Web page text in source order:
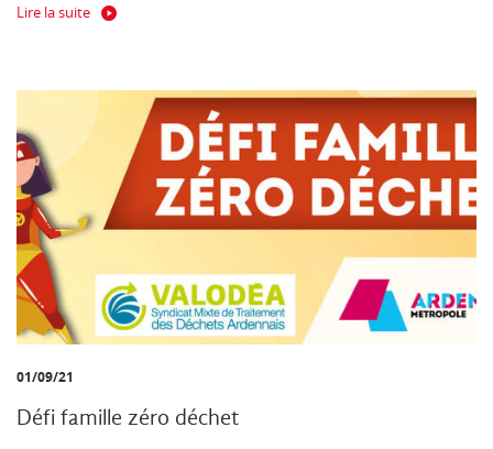
Lire la suite
01/09/21
Défi famille zéro déchet